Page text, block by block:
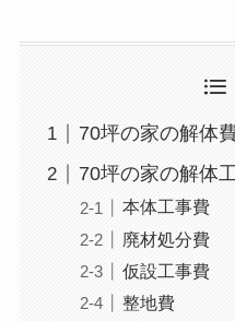
70坪の家の解体
70坪の家の解体
本体工事費
廃材処分費
仮設工事費
整地費